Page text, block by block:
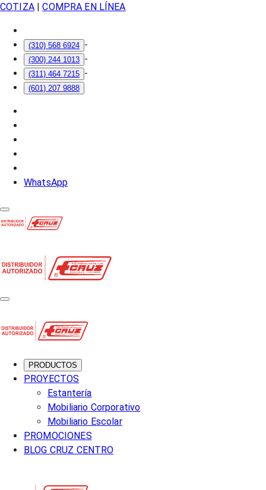
COTIZA| COMPRA EN LÍNEA
(310) 568 6924 -
(300) 244 1013 -
(311) 464 7215 -
(601) 207 9888
WhatsApp
PRODUCTOS
PROYECTOS
Estantería
Mobiliario Corporativo
Mobiliario Escolar
PROMOCIONES
BLOG CRUZ CENTRO